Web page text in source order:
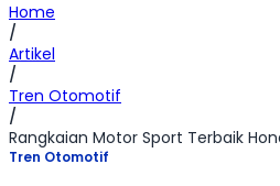
Home
/
Artikel
/
Tren Otomotif
/
Rangkaian Motor Sport Terbaik
Tren Otomotif